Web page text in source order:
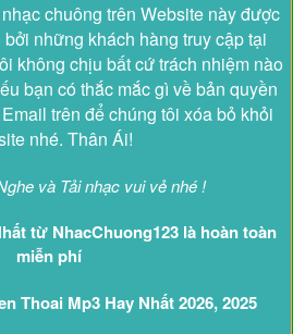
chuông trên Website này được
những khách hàng truy cập tại
không chịu bất cứ trách nhiệm nào
bạn có thắc mắc gì về bản quyền
trên để chúng tôi xóa bỏ khỏi
nhé. Thân Ái!
và Tải nhạc vui vẻ nhé !
từ NhacChuong123 là hoàn toàn
miễn phí
Thoai Mp3 Hay Nhất 2026, 2025